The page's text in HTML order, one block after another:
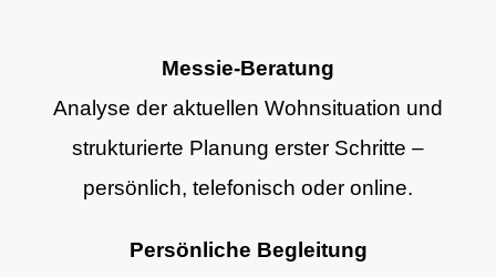
Messie-Beratung
Analyse der aktuellen Wohnsituation und
strukturierte Planung erster Schritte –
persönlich, telefonisch oder online.
Persönliche Begleitung